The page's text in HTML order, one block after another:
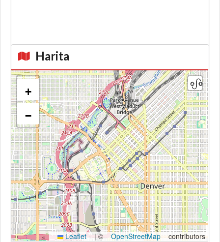
Harita
Kroki
+
−
Leaflet |© OpenStreetMap contributors